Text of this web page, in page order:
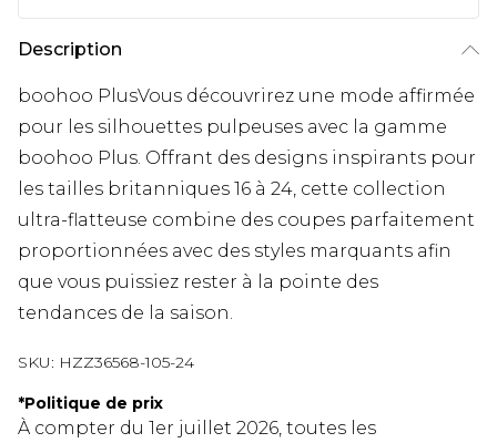
Description
boohoo PlusVous découvrirez une mode affirmée
pour les silhouettes pulpeuses avec la gamme
boohoo Plus. Offrant des designs inspirants pour
les tailles britanniques 16 à 24, cette collection
ultra-flatteuse combine des coupes parfaitement
proportionnées avec des styles marquants afin
que vous puissiez rester à la pointe des
tendances de la saison.
SKU: HZZ36568-105-24
*Politique de prix
À compter du 1er juillet 2026, toutes les